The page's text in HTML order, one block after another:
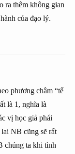
ra thêm không gian
của đạo lý.
phương châm “tế
là 1, nghĩa là
vị học giả phái
NB cũng sẽ rất
chúng ta khi tình